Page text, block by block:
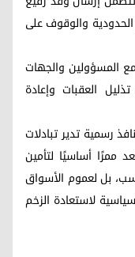
الحدودية والوقوف على
المسؤولين والجهات
العقبات وإعادة
رسمية تدير تبادلات
ممرًا أساسيًا لتأمين
بل لعموم الأسواق
لاستعادة الزخم